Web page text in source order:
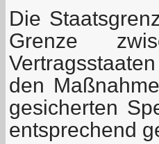
Die
Grenze
den
gesicherten
entsprechend